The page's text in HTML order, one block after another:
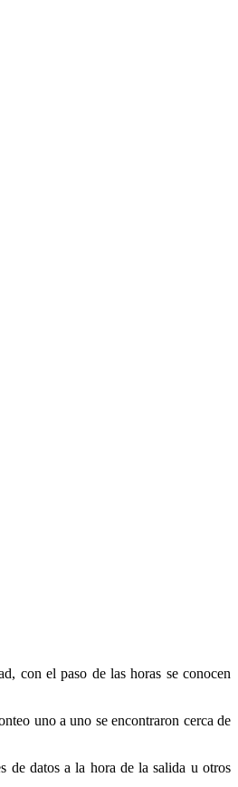
con el paso de las horas se conocen
uno a uno se encontraron cerca de
de datos a la hora de la salida u otros